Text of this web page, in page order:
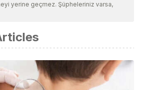
incelendi. Bu makalenin bibliyografisi
RE., Brantsaeter AL., Knutsen HK., et
exposure, maternal seafood
with child language at five
yerine geçmez. Şüpheleriniz varsa,